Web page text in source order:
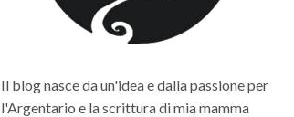
Il blog nasce da un'idea e dalla passione per
l'Argentario e la scrittura di mia mamma